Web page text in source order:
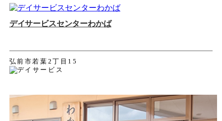
デイサービスセンターわかば
弘前市若葉2丁目15